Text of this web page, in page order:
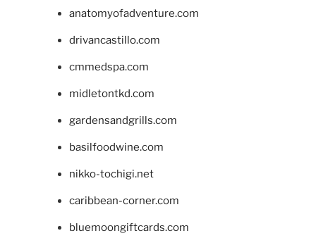
anatomyofadventure.com
drivancastillo.com
cmmedspa.com
midletontkd.com
gardensandgrills.com
basilfoodwine.com
nikko-tochigi.net
caribbean-corner.com
bluemoongiftcards.com